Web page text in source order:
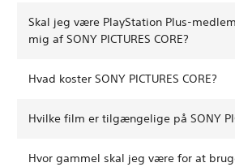
Skal jeg være PlayStation Plus-
mig af SONY PICTURES CORE?
Hvad koster SONY PICTURES CORE?
Hvilke film er tilgængelige på SONY
Hvor gammel skal jeg være for at bruge